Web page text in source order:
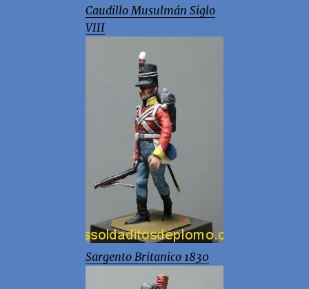
Caudillo Musulmán Siglo
VIII
Sargento Britanico 1830